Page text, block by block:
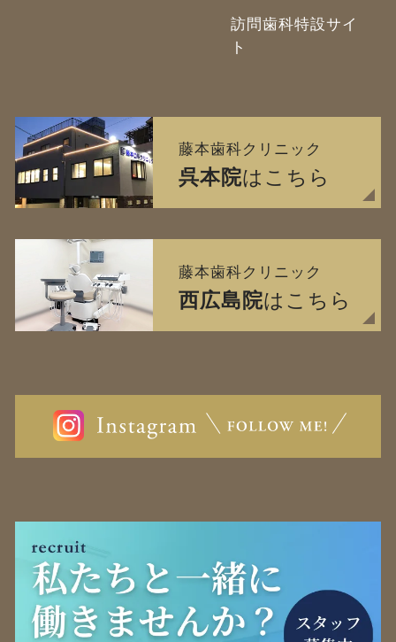
訪問歯科特設サイ
ト
藤本歯科クリニック
呉本院はこちら
藤本歯科クリニック
西広島院はこちら